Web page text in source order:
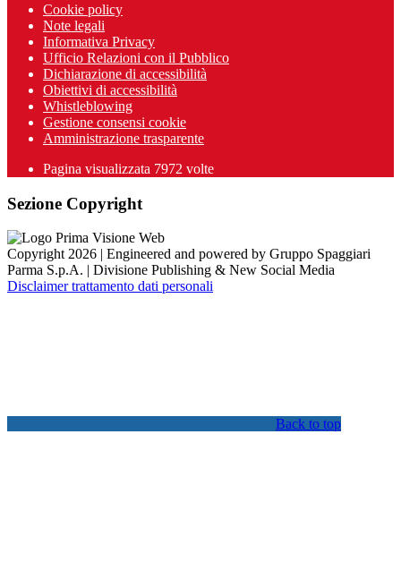
Cookie policy
Note legali
Informativa Privacy
Ufficio Relazioni con il Pubblico
Dichiarazione di accessibilità
Obiettivi di accessibilità
Whistleblowing
Gestione consensi cookie
Amministrazione trasparente
Pagina visualizzata 7972 volte
Sezione Copyright
Copyright 2026 | Engineered and powered by Gruppo Spaggiari
Parma S.p.A. | Divisione Publishing & New Social Media
Disclaimer trattamento dati personali
Back to top